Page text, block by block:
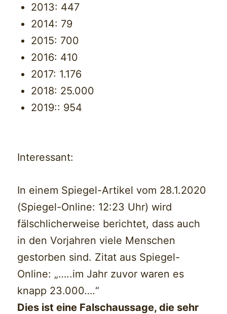
2013: 447
2014: 79
2015: 700
2016: 410
2017: 1.176
2018: 25.000
2019:: 954
Interessant:
In einem Spiegel-Artikel vom 28.1.2020
(Spiegel-Online: 12:23 Uhr) wird
fälschlicherweise berichtet, dass auch
in den Vorjahren viele Menschen
gestorben sind. Zitat aus Spiegel-
Online: „…..im Jahr zuvor waren es
knapp 23.000….“
Dies ist eine Falschaussage, die sehr